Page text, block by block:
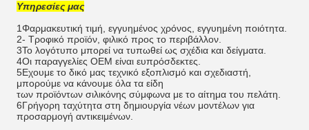
Υπηρεσίες μας
1Φαρμακευτική τιμή, εγγυημένος χρόνος, εγγυημένη ποιότητα.
2- Τροφικό προϊόν, φιλικό προς το περιβάλλον.
3Το λογότυπο μπορεί να τυπωθεί ως σχέδια και δείγματα.
4Οι παραγγελίες OEM είναι ευπρόσδεκτες.
5Εχουμε το δικό μας τεχνικό εξοπλισμό και σχεδιαστή,
μπορούμε να κάνουμε όλα τα είδη
των προϊόντων σιλικόνης σύμφωνα με το αίτημα του πελάτη.
6Γρήγορη ταχύτητα στη δημιουργία νέων μοντέλων για
προσαρμογή αντικειμένων.